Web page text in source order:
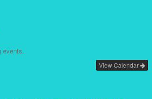
events.
View Calendar